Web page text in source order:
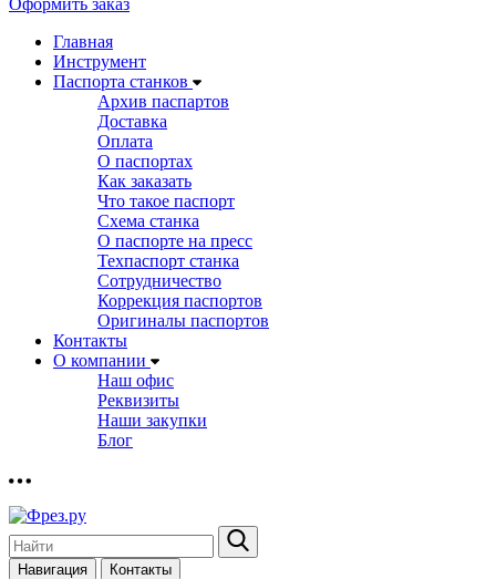
Оформить заказ
Главная
Инструмент
Паспорта станков
Архив паспартов
Доставка
Оплата
О паспортах
Как заказать
Что такое паспорт
Схема станка
О паспорте на пресс
Техпаспорт станка
Сотрудничество
Коррекция паспортов
Оригиналы паспортов
Контакты
О компании
Наш офис
Реквизиты
Наши закупки
Блог
Навигация Контакты